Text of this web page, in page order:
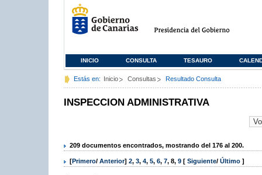
INICIO CONSULTA TESAURO
Estás en: Inicio Consultas Resultado Consulta
INSPECCION ADMINISTRATIVA
209 documentos encontrados, mostrando del 176 al 200.
[Primero/ Anterior] 2, 3, 4, 5, 6, 7, 8, 9 [ Siguiente/ Último ]